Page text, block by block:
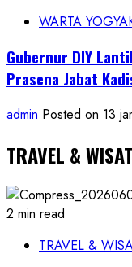
WARTA
Gubernur DIY
Prasena Jabat
admin Posted on 13
TRAVEL &
2 min read
TRAVEL &